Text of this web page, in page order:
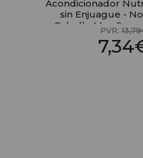
Acondicionador
sin Enjuague -
Cabello Muy Secos
250ml
PVR: